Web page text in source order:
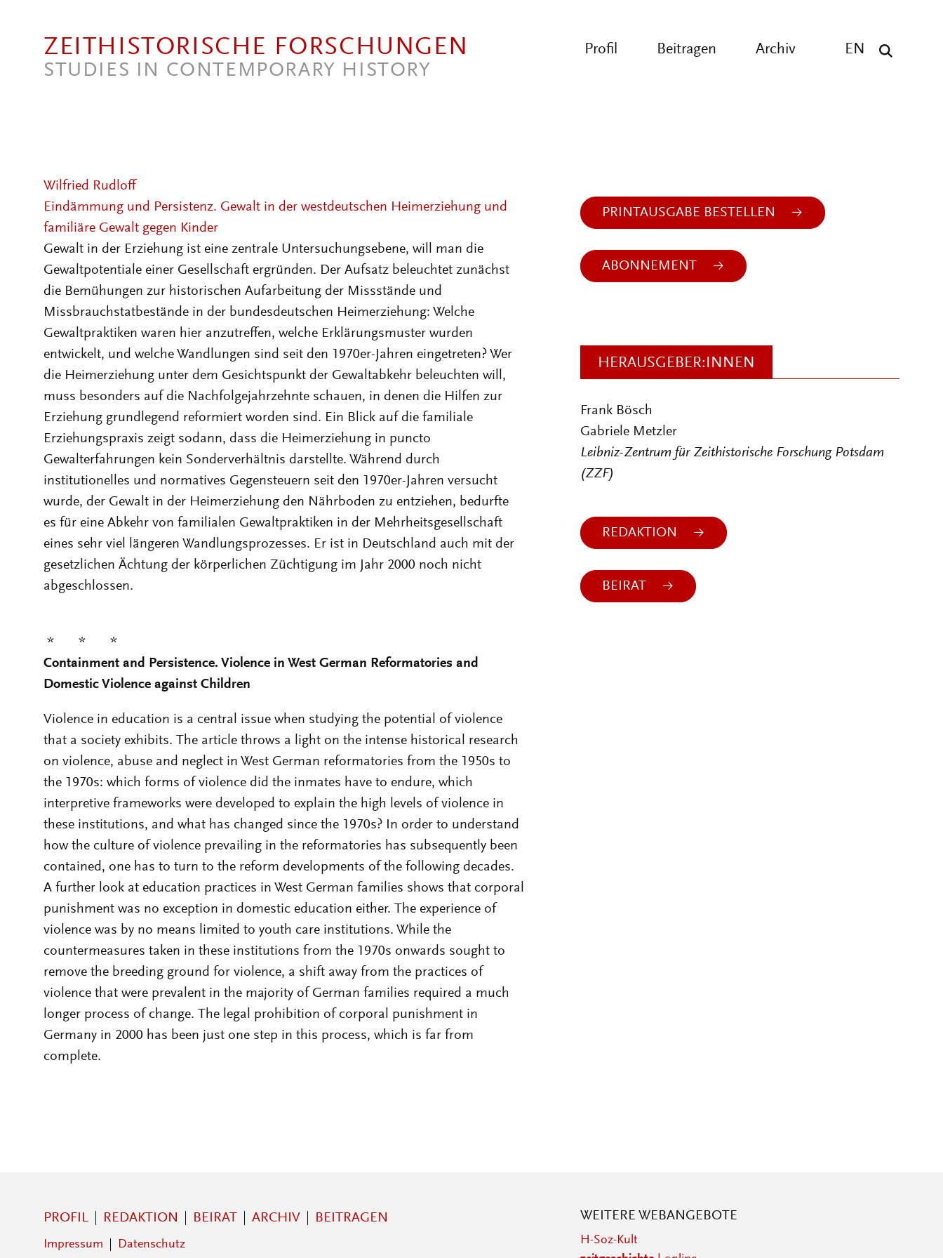
ZEITHISTORISCHE FORSCHUNGEN
STUDIES IN CONTEMPORARY HISTORY
EN
Profil Beitragen Archiv
Wilfried Rudloff
Eindämmung und Persistenz. Gewalt in der westdeutschen Heimerziehung und
familiäre Gewalt gegen Kinder
Gewalt in der Erziehung ist eine zentrale Untersuchungsebene, will man die
Gewaltpotentiale einer Gesellschaft ergründen. Der Aufsatz beleuchtet zunächst
die Bemühungen zur historischen Aufarbeitung der Missstände und
Missbrauchstatbestände in der bundesdeutschen Heimerziehung: Welche
Gewaltpraktiken waren hier anzutreffen, welche Erklärungsmuster wurden
entwickelt, und welche Wandlungen sind seit den 1970er-Jahren eingetreten? Wer
die Heimerziehung unter dem Gesichtspunkt der Gewaltabkehr beleuchten will,
muss besonders auf die Nachfolgejahrzehnte schauen, in denen die Hilfen zur
Erziehung grundlegend reformiert worden sind. Ein Blick auf die familiale
Erziehungspraxis zeigt sodann, dass die Heimerziehung in puncto
Gewalterfahrungen kein Sonderverhältnis darstellte. Während durch
institutionelles und normatives Gegensteuern seit den 1970er-Jahren versucht
wurde, der Gewalt in der Heimerziehung den Nährboden zu entziehen, bedurfte
es für eine Abkehr von familialen Gewaltpraktiken in der Mehrheitsgesellschaft
eines sehr viel längeren Wandlungsprozesses. Er ist in Deutschland auch mit der
gesetzlichen Ächtung der körperlichen Züchtigung im Jahr 2000 noch nicht
abgeschlossen.
* * *
Containment and Persistence. Violence in West German Reformatories and
Domestic Violence against Children
Violence in education is a central issue when studying the potential of violence
that a society exhibits. The article throws a light on the intense historical research
on violence, abuse and neglect in West German reformatories from the 1950s to
the 1970s: which forms of violence did the inmates have to endure, which
interpretive frameworks were developed to explain the high levels of violence in
these institutions, and what has changed since the 1970s? In order to understand
how the culture of violence prevailing in the reformatories has subsequently been
contained, one has to turn to the reform developments of the following decades.
A further look at education practices in West German families shows that corporal
punishment was no exception in domestic education either. The experience of
violence was by no means limited to youth care institutions. While the
countermeasures taken in these institutions from the 1970s onwards sought to
remove the breeding ground for violence, a shift away from the practices of
violence that were prevalent in the majority of German families required a much
longer process of change. The legal prohibition of corporal punishment in
Germany in 2000 has been just one step in this process, which is far from
complete.
PRINTAUSGABE BESTELLEN
ABONNEMENT
HERAUSGEBER:INNEN
Frank Bösch
Gabriele Metzler
Leibniz-Zentrum für Zeithistorische Forschung Potsdam
(ZZF)
REDAKTION
BEIRAT
PROFIL REDAKTION BEIRAT ARCHIV BEITRAGEN
Impressum Datenschutz
WEITERE WEBANGEBOTE
H-Soz-Kult